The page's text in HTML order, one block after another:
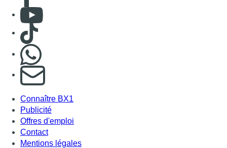
Consulter Youtube
Consulter TikTok
S'abonner à notre newsletter
Connaître BX1
Publicité
Offres d'emploi
Contact
Mentions légales